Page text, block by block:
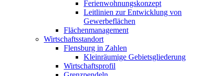
Ferienwohnungskonzept
Leitlinien zur Entwicklung von
Gewerbeflächen
Flächenmanagement
Wirtschaftsstandort
Flensburg in Zahlen
Kleinräumige Gebietsgliederung
Wirtschaftsprofil